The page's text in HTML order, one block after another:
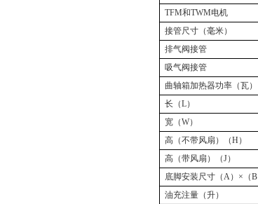
TFM和TWM电机
接管尺寸（毫米）
排气阀接管
吸气阀接管
曲轴箱加热器功率（瓦）
长（L）
宽（W）
高（不带风扇）（H ）
高（带风扇）（J）
底脚安装尺寸（A）×（B
油充注量（升）